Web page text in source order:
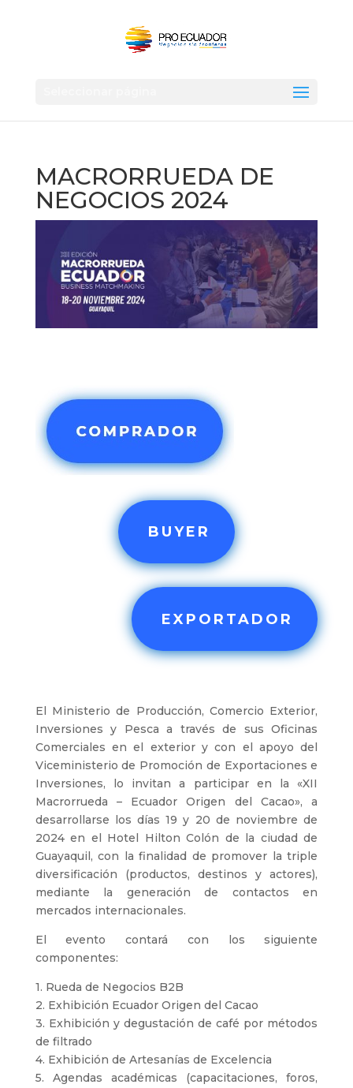
MACRORRUEDA DE
NEGOCIOS 2024
BUYER
EXPORTADOR
El Ministerio de Producción, Comercio Exterior,
Inversiones y Pesca a través de sus Oficinas
Comerciales en el exterior y con el apoyo del
Viceministerio de Promoción de Exportaciones e
Inversiones, lo invitan a participar en la «XII
Macrorrueda – Ecuador Origen del Cacao», a
desarrollarse los días 19 y 20 de noviembre de
2024 en el Hotel Hilton Colón de la ciudad de
Guayaquil, con la finalidad de promover la triple
diversificación (productos, destinos y actores),
mediante la generación de contactos en
mercados internacionales.
El evento contará con los siguiente
componentes:
1. Rueda de Negocios B2B
2. Exhibición Ecuador Origen del Cacao
3. Exhibición y degustación de café por métodos
de filtrado
4. Exhibición de Artesanías de Excelencia
5. Agendas académicas (capacitaciones, foros,